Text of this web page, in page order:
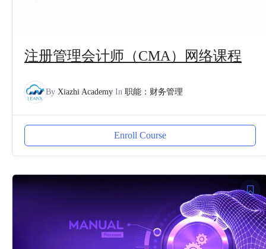
注册管理会计师（CMA）网络课程
By Xiazhi Academy In 职能：财务管理
Enroll Course